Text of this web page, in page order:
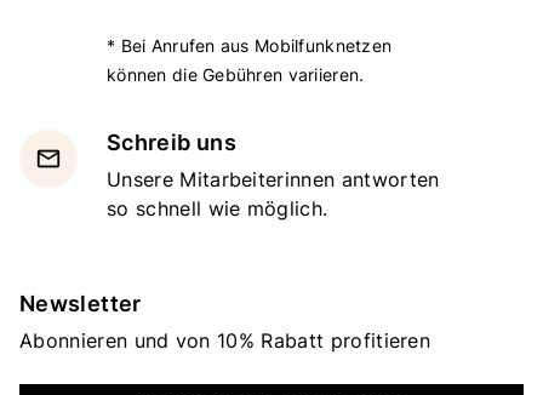
* Bei Anrufen aus Mobilfunknetzen
können die Gebühren variieren.
email
Schreib uns
Unsere Mitarbeiterinnen antworten
so schnell wie möglich.
Newsletter
Abonnieren und von 10% Rabatt profitieren